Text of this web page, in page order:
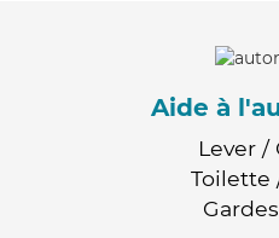
Aide à
Lever /
Toilette